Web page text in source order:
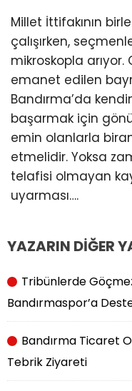
Millet İttifakının
çalışırken,
mikroskopla
emanet edilen
Bandırma’da
başarmak için
emin olanlarla
etmelidir. Yoksa
telafisi olmayan
uyarması….
YAZARIN DİĞER
Tribünlerde
Bandırmaspor’a
Bandırma Ticaret
Tebrik Ziyareti